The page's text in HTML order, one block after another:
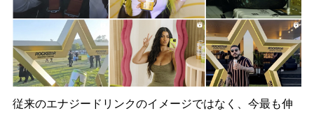
従来のエナジードリンクのイメージではなく、今最も伸